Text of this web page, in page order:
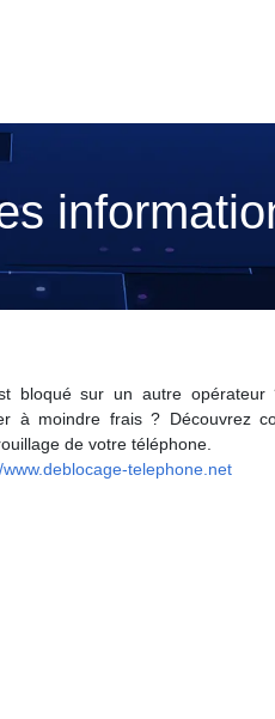
bloqué sur un autre opérateur
à moindre frais ? Découvrez
de votre téléphone.
www.deblocage-telephone.net